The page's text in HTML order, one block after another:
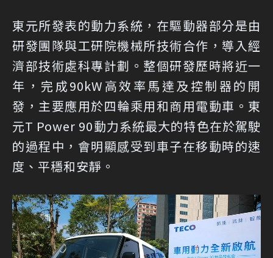
東元所發表的動力系統，在驅動器部分是由
研發團隊與工研院機械所技術合作，導入經
濟部技術處科專計劃。整個研發歷時將近一
年，完成90kW高效率馬達及控制器的開
發，主要應用於四輪乘用和商用電動車。東
元T Power 90動力系統最大的特色在於駕駛
的過程中，會明顯感受到車子在移動時的速
度、平穩和安靜。